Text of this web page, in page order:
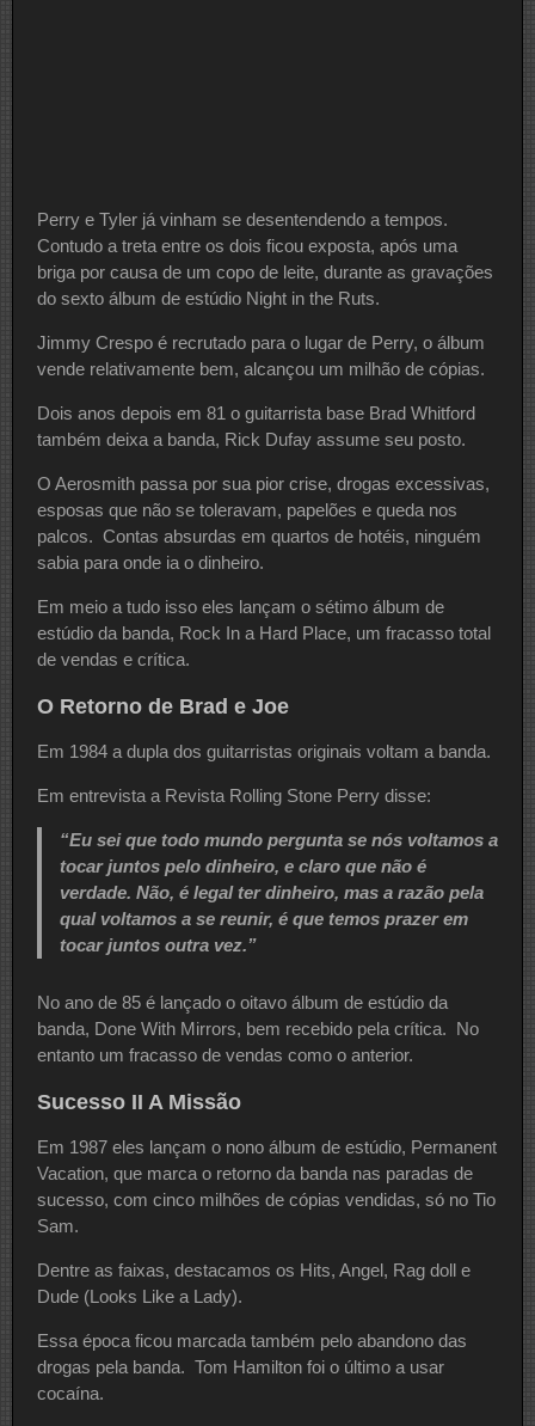
Perry e Tyler já vinham se desentendendo a tempos.
Contudo a treta entre os dois ficou exposta, após uma
briga por causa de um copo de leite, durante as gravações
do sexto álbum de estúdio Night in the Ruts.
Jimmy Crespo é recrutado para o lugar de Perry, o álbum
vende relativamente bem, alcançou um milhão de cópias.
Dois anos depois em 81 o guitarrista base Brad Whitford
também deixa a banda, Rick Dufay assume seu posto.
O Aerosmith passa por sua pior crise, drogas excessivas,
esposas que não se toleravam, papelões e queda nos
palcos. Contas absurdas em quartos de hotéis, ninguém
sabia para onde ia o dinheiro.
Em meio a tudo isso eles lançam o sétimo álbum de
estúdio da banda, Rock In a Hard Place, um fracasso total
de vendas e crítica.
O Retorno de Brad e Joe
Em 1984 a dupla dos guitarristas originais voltam a banda.
Em entrevista a Revista Rolling Stone Perry disse:
“Eu sei que todo mundo pergunta se nós voltamos a
tocar juntos pelo dinheiro, e claro que não é
verdade. Não, é legal ter dinheiro, mas a razão pela
qual voltamos a se reunir, é que temos prazer em
tocar juntos outra vez.”
No ano de 85 é lançado o oitavo álbum de estúdio da
banda, Done With Mirrors, bem recebido pela crítica. No
entanto um fracasso de vendas como o anterior.
Sucesso II A Missão
Em 1987 eles lançam o nono álbum de estúdio, Permanent
Vacation, que marca o retorno da banda nas paradas de
sucesso, com cinco milhões de cópias vendidas, só no Tio
Sam.
Dentre as faixas, destacamos os Hits, Angel, Rag doll e
Dude (Looks Like a Lady).
Essa época ficou marcada também pelo abandono das
drogas pela banda. Tom Hamilton foi o último a usar
cocaína.